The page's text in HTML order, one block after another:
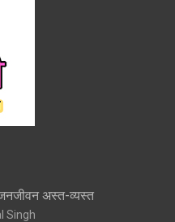
जनजीवन अस्त-व्यस्त
Singh